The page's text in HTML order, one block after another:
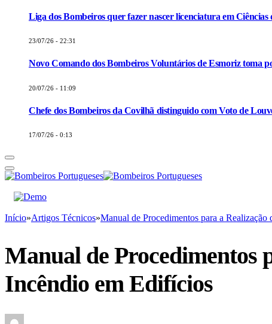
Liga dos Bombeiros quer fazer nascer licenciatura em
23/07/26 - 22:31
Novo Comando dos Bombeiros Voluntários de Esmoriz toma
20/07/26 - 11:09
Chefe dos Bombeiros da Covilhã distinguido com Voto de
17/07/26 - 0:13
Início»Artigos Técnicos»Manual de Procedimentos para a
Manual de Procedimentos
Incêndio em Edifícios